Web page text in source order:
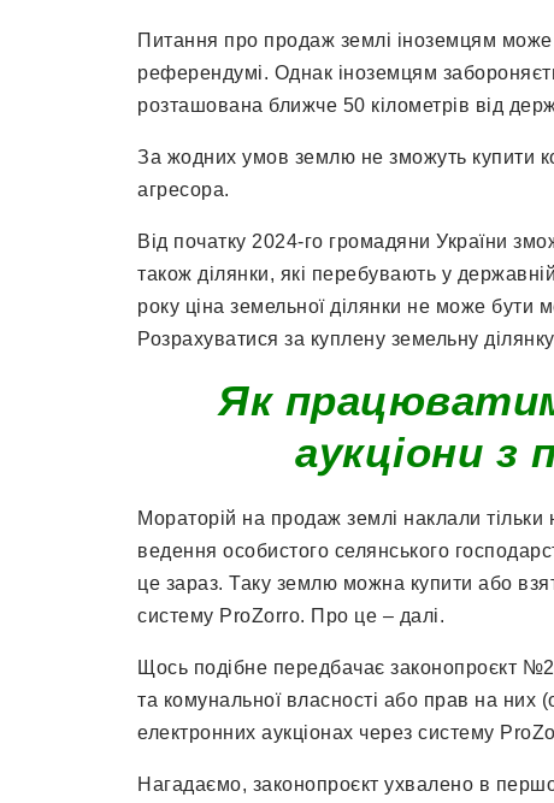
Питання про продаж землі іноземцям
референдумі. Однак іноземцям
розташована ближче 50 кілометрів від
За жодних умов землю не зможуть купити
агресора.
Від початку 2024-го громадяни України
також ділянки, які перебувають у
року ціна земельної ділянки не може бути
Розрахуватися за куплену земельну
Як
аукціони з
Мораторій на продаж землі наклали тільки
ведення особистого селянського
це зараз. Таку землю можна купити або
систему ProZorro. Про це – далі.
Щось подібне передбачає законопроєкт
та комунальної власності або прав на них
електронних аукціонах через систему
Нагадаємо, законопроєкт ухвалено в